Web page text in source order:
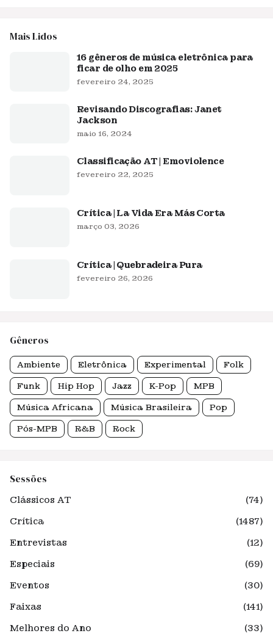
Mais Lidos
16 gêneros de música eletrônica para
ficar de olho em 2025
fevereiro 24, 2025
Revisando Discografias: Janet
Jackson
maio 16, 2024
Classificação AT | Emoviolence
fevereiro 22, 2025
Crítica | La Vida Era Más Corta
março 03, 2026
Crítica | Quebradeira Pura
fevereiro 26, 2026
Gêneros
Ambiente Eletrônica Experimental Folk
Funk Hip Hop Jazz K-Pop MPB
Música Africana Música Brasileira Pop
Pós-MPB R&B Rock
Sessões
Clássicos AT
(74)
Crítica
(1487)
Entrevistas
(12)
Especiais
(69)
Eventos
(30)
Faixas
(141)
Melhores do Ano
(33)